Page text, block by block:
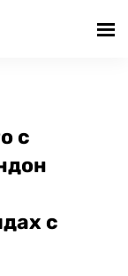
с
с